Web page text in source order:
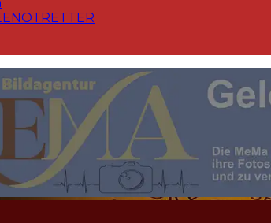
Nachrichtenagentur